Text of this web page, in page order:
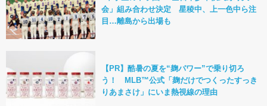
会」組み合わせ決定 星稜中、上一色中ら注
目…離島から出場も
【PR】酷暑の夏を“麹パワー”で乗り切ろ
う！ MLB™公式「麹だけでつくったすっき
りあまさけ」にいま熱視線の理由